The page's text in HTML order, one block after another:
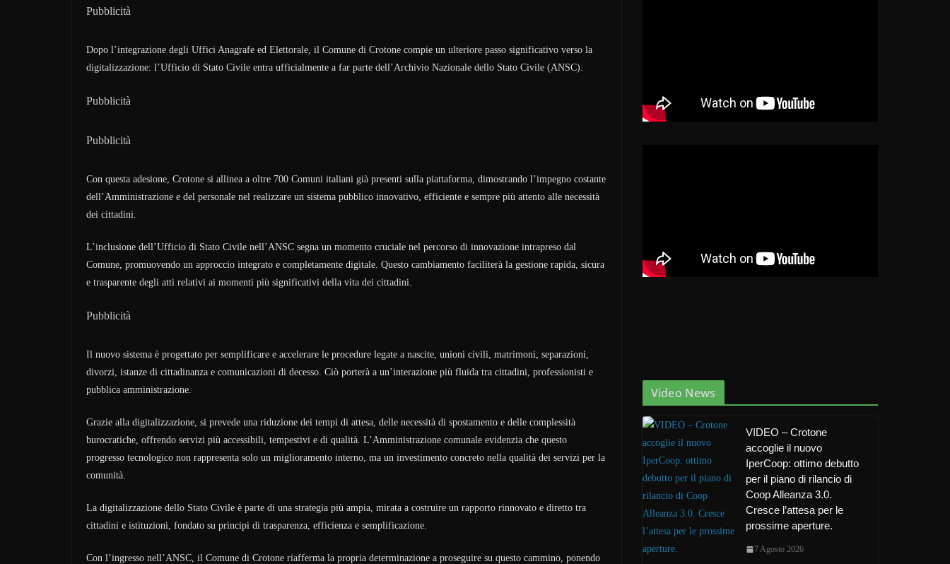
Pubblicità
Dopo l’integrazione degli Uffici Anagrafe ed Elettorale, il Comune di Crotone compie un ulteriore passo significativo verso la
digitalizzazione: l’Ufficio di Stato Civile entra ufficialmente a far parte dell’Archivio Nazionale dello Stato Civile (ANSC).
Pubblicità
Pubblicità
Con questa adesione, Crotone si allinea a oltre 700 Comuni italiani già presenti sulla piattaforma, dimostrando l’impegno costante
dell’Amministrazione e del personale nel realizzare un sistema pubblico innovativo, efficiente e sempre più attento alle necessità
dei cittadini.
L’inclusione dell’Ufficio di Stato Civile nell’ANSC segna un momento cruciale nel percorso di innovazione intrapreso dal
Comune, promuovendo un approccio integrato e completamente digitale. Questo cambiamento faciliterà la gestione rapida, sicura
e trasparente degli atti relativi ai momenti più significativi della vita dei cittadini.
Pubblicità
Il nuovo sistema è progettato per semplificare e accelerare le procedure legate a nascite, unioni civili, matrimoni, separazioni,
divorzi, istanze di cittadinanza e comunicazioni di decesso. Ciò porterà a un’interazione più fluida tra cittadini, professionisti e
pubblica amministrazione.
Grazie alla digitalizzazione, si prevede una riduzione dei tempi di attesa, delle necessità di spostamento e delle complessità
burocratiche, offrendo servizi più accessibili, tempestivi e di qualità. L’Amministrazione comunale evidenzia che questo
progresso tecnologico non rappresenta solo un miglioramento interno, ma un investimento concreto nella qualità dei servizi per la
comunità.
La digitalizzazione dello Stato Civile è parte di una strategia più ampia, mirata a costruire un rapporto rinnovato e diretto tra
cittadini e istituzioni, fondato su principi di trasparenza, efficienza e semplificazione.
Con l’ingresso nell’ANSC, il Comune di Crotone riafferma la propria determinazione a proseguire su questo cammino, ponendo
Video News
VIDEO – Crotone
accoglie il nuovo
IperCoop: ottimo debutto
per il piano di rilancio di
Coop Alleanza 3.0.
Cresce l’attesa per le
prossime aperture.
7 Agosto 2026